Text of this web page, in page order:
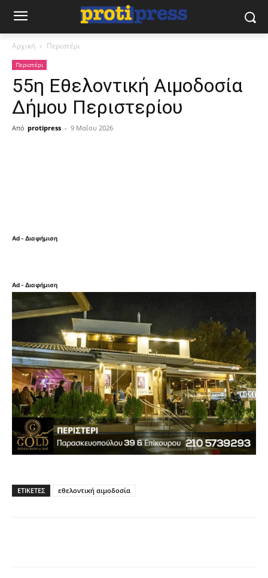
Αρχική Περιστέρι
Περιστέρι
55η Εθελοντική Αιμοδοσία
Δήμου Περιστερίου
Από protipress - 9 Μαΐου 2026
Ad - Διαφήμιση
Ad - Διαφήμιση
ΕΤΙΚΈΤΕΣ εθελοντική αιμοδοσία